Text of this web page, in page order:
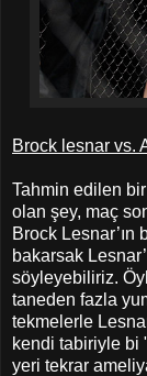
Brock lesnar vs.
Tahmin edilen
olan şey, maç
Brock Lesnar’ın
bakarsak
söyleyebiliriz.
taneden fazla
tekmelerle
kendi tabiriyle bi
yeri tekrar